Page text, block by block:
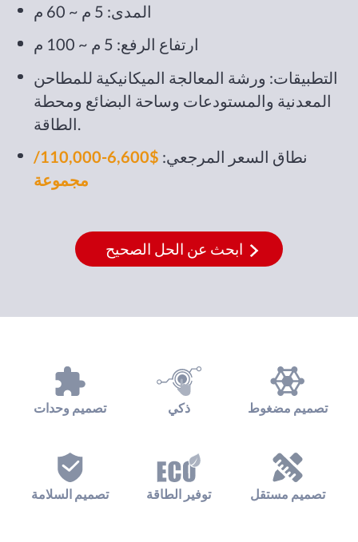
المدى: 5 م ~ 60 م
ارتفاع الرفع: 5 م ~ 100 م
التطبيقات: ورشة المعالجة الميكانيكية للمطاحن
المعدنية والمستودعات وساحة البضائع ومحطة
الطاقة.
نطاق السعر المرجعي:
$6,600-110,000/
مجموعة
ابحث عن الحل الصحيح
تصميم وحدات ذكي تصميم مضغوط
تصميم السلامة توفير الطاقة تصميم مستقل